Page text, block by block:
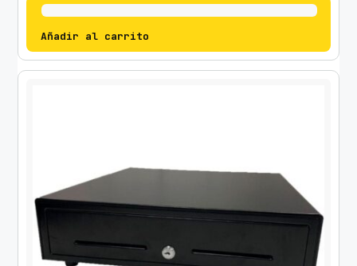
Añadir al carrito